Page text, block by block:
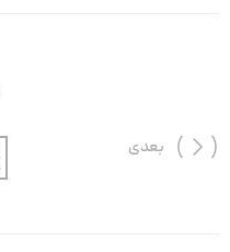
بعدی